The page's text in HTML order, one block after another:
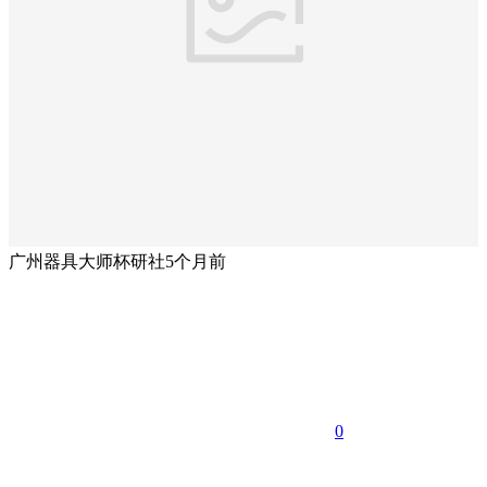
广州器具大师杯研社5个月前
0